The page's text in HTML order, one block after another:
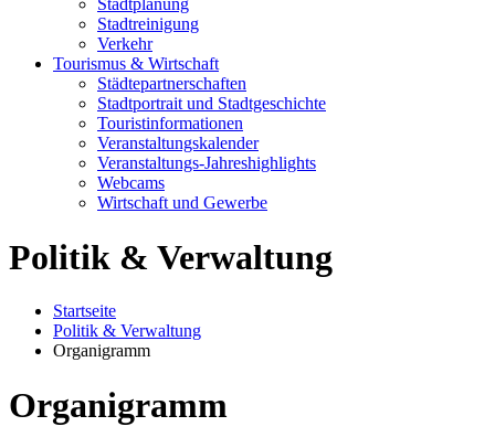
Stadtplanung
Stadtreinigung
Verkehr
Tourismus & Wirtschaft
Städtepartnerschaften
Stadtportrait und Stadtgeschichte
Touristinformationen
Veranstaltungskalender
Veranstaltungs-Jahreshighlights
Webcams
Wirtschaft und Gewerbe
Politik & Verwaltung
Startseite
Politik & Verwaltung
Organigramm
Organigramm